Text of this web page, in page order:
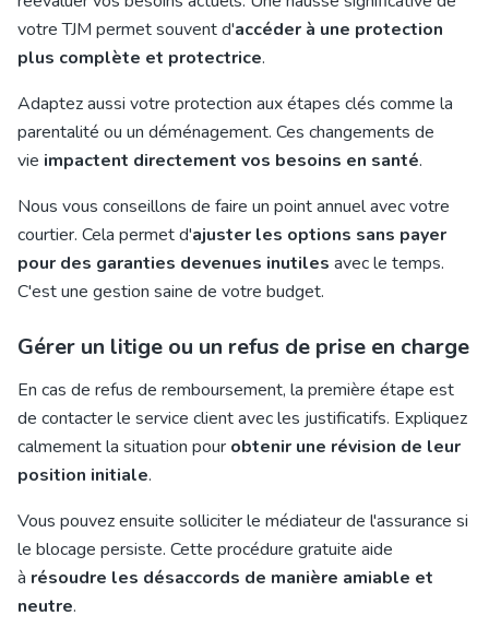
votre TJM permet souvent d'accéder à une protection
plus complète et protectrice.
Adaptez aussi votre protection aux étapes clés comme la
parentalité ou un déménagement. Ces changements de
vie impactent directement vos besoins en santé.
Nous vous conseillons de faire un point annuel avec votre
courtier. Cela permet d'ajuster les options sans payer
pour des garanties devenues inutiles avec le temps.
C'est une gestion saine de votre budget.
Gérer un litige ou un refus de prise en charge
En cas de refus de remboursement, la première étape est
de contacter le service client avec les justificatifs. Expliquez
calmement la situation pour obtenir une révision de leur
position initiale.
Vous pouvez ensuite solliciter le médiateur de l'assurance si
le blocage persiste. Cette procédure gratuite aide
à résoudre les désaccords de manière amiable et
neutre.